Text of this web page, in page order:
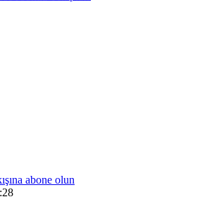
abone olun